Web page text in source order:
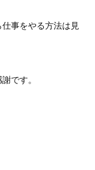
事をやる方法は見
です。